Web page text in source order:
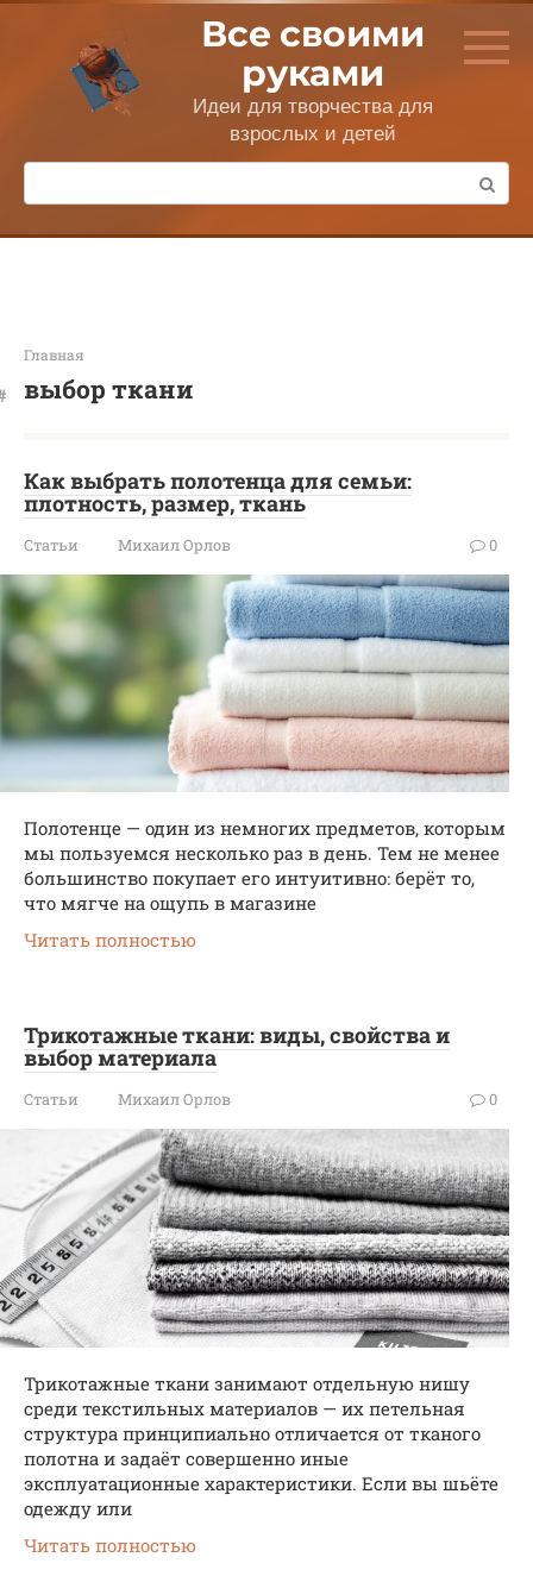
Перейти
контенту
Все своими
руками
Идеи для творчества для
взрослых и детей
Поиск:
Главная
выбор ткани
Как выбрать полотенца для семьи:
плотность, размер, ткань
Статьи Михаил Орлов 0
Полотенце — один из немногих предметов, которым
мы пользуемся несколько раз в день. Тем не менее
большинство покупает его интуитивно: берёт то,
что мягче на ощупь в магазине
Читать полностью
Трикотажные ткани: виды, свойства и
выбор материала
Статьи Михаил Орлов 0
Трикотажные ткани занимают отдельную нишу
среди текстильных материалов — их петельная
структура принципиально отличается от тканого
полотна и задаёт совершенно иные
эксплуатационные характеристики. Если вы шьёте
одежду или
Читать полностью